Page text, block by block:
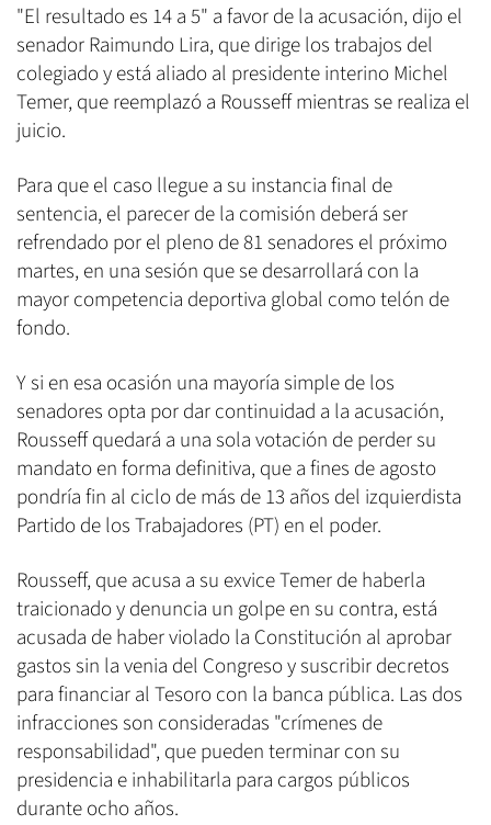
"El resultado es 14 a 5" a favor de la acusación, dijo el
senador Raimundo Lira, que dirige los trabajos del
colegiado y está aliado al presidente interino Michel
Temer, que reemplazó a Rousseff mientras se realiza el
juicio.
Para que el caso llegue a su instancia final de
sentencia, el parecer de la comisión deberá ser
refrendado por el pleno de 81 senadores el próximo
martes, en una sesión que se desarrollará con la
mayor competencia deportiva global como telón de
fondo.
Y si en esa ocasión una mayoría simple de los
senadores opta por dar continuidad a la acusación,
Rousseff quedará a una sola votación de perder su
mandato en forma definitiva, que a fines de agosto
pondría fin al ciclo de más de 13 años del izquierdista
Partido de los Trabajadores (PT) en el poder.
Rousseff, que acusa a su exvice Temer de haberla
traicionado y denuncia un golpe en su contra, está
acusada de haber violado la Constitución al aprobar
gastos sin la venia del Congreso y suscribir decretos
para financiar al Tesoro con la banca pública. Las dos
infracciones son consideradas "crímenes de
responsabilidad", que pueden terminar con su
presidencia e inhabilitarla para cargos públicos
durante ocho años.